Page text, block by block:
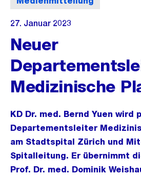
27. Januar 2023
Neuer
Medizinische
KD Dr. med. Bernd Yuen wird
Departementsleiter
am Stadtspital Zürich und
Spitalleitung. Er übernimmt
Prof. Dr. med. Dominik